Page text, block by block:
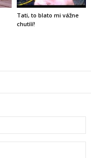
Tati, to blato mi vážne
chutííí!